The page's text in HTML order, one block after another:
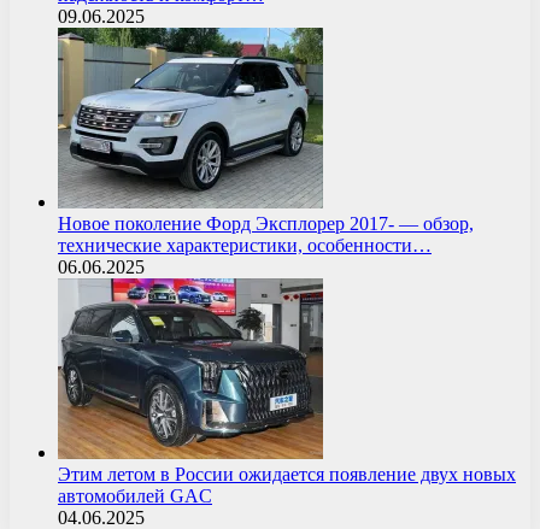
09.06.2025
Новое поколение Форд Эксплорер 2017- — обзор,
технические характеристики, особенности…
06.06.2025
Этим летом в России ожидается появление двух новых
автомобилей GAC
04.06.2025